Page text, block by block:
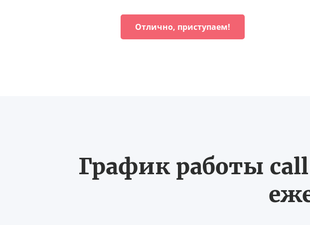
Отлично, приступаем!
График работы